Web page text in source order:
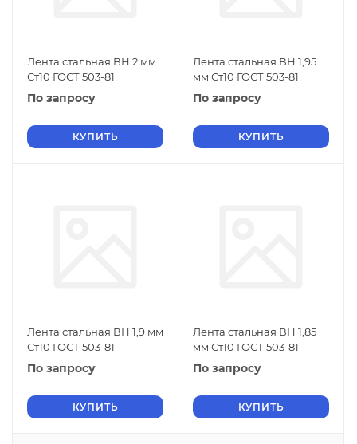
Лента стальная ВН 2 мм
Ст10 ГОСТ 503-81
По запросу
КУПИТЬ
Лента стальная ВН 1,95
мм Ст10 ГОСТ 503-81
По запросу
КУПИТЬ
Лента стальная ВН 1,9 мм
Ст10 ГОСТ 503-81
По запросу
КУПИТЬ
Лента стальная ВН 1,85
мм Ст10 ГОСТ 503-81
По запросу
КУПИТЬ